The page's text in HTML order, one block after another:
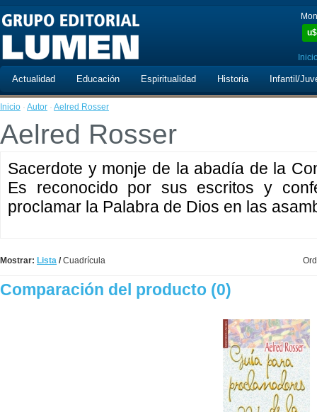
u$
Actualidad Educación Espiritualidad Historia Infantil/
Inicio · Autor · Aelred Rosser
Aelred Rosser
Sacerdote y monje de la abadía de la
Es reconocido por sus escritos y
proclamar la Palabra de Dios en las
Mostrar: Lista /Cuadrícula
Comparación del producto (0)